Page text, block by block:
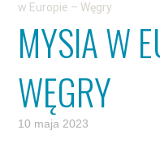
w Europie – Węgry
MYSIA W
WĘGRY
10 maja 2023